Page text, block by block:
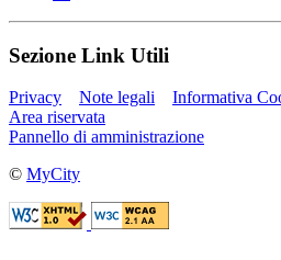
Sezione Link Utili
Privacy Note legali
Informativa
Area riservata
Pannello di amministrazione
© MyCity